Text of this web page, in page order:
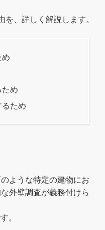
、詳しく解説します。
め
ため
ような特定の建物にお
外壁調査が義務付けら
。